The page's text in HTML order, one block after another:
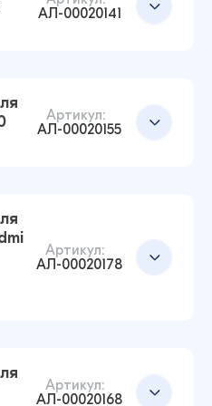
АЛ-00020141
Redmi Note 8 Pro
Артикул:
АЛ-00020155
Redmi Note 10
Артикул:
АЛ-00020178
Артикул:
АЛ-00020168